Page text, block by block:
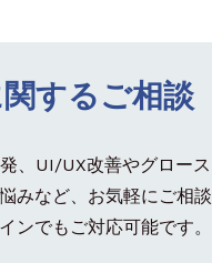
するご相談
、UI/UX改善やグロース
みなど、お気軽にご相談
ンでもご対応可能です。